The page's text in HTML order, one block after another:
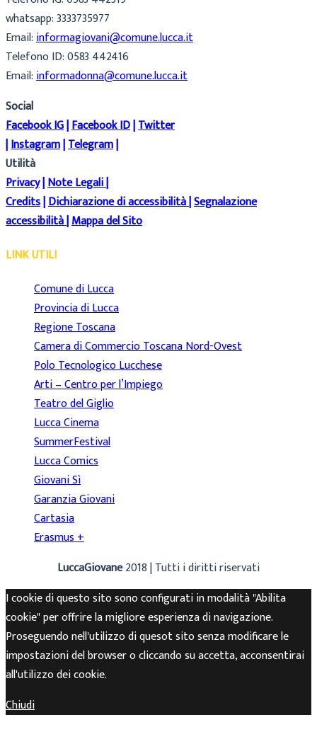
whatsapp: 3333735977
Email:informagiovani@comune.lucca.it
Telefono ID: 0583 442416
Email:informadonna@comune.lucca.it
Social
Facebook IG|Facebook ID|Twitter
|Instagram|Telegram|
Utilità
Privacy|Note Legali|
Credits|Dichiarazione di accessibilità|Segnalazione
accessibilità|Mappa del Sito
LINK UTILI
Comune di Lucca
Provincia di Lucca
Regione Toscana
Camera di Commercio Toscana Nord-Ovest
Polo Tecnologico Lucchese
Arti – Centro per l’Impiego
Teatro del Giglio
Lucca Cinema
SummerFestival
Lucca Comics
Giovani Sì
Garanzia Giovani
Cartasia
Erasmus +
LuccaGiovane2018 | Tutti i diritti riservati
I cookie di questo sito sono configurati in modalità "Abilita
cookie" per offrire la migliore esperienza di navigazione.
Proseguendo nell'utilizzo di quesot sito senza modificare le
impostazioni del browser o cliccando su accetta, acconsentirai
all'utilizzo dei cookie.
Chiudi